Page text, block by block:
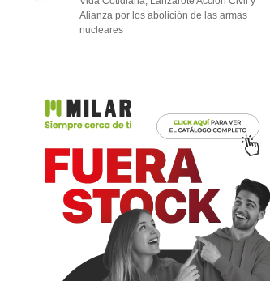
Alianza por los abolición de las armas
nucleares